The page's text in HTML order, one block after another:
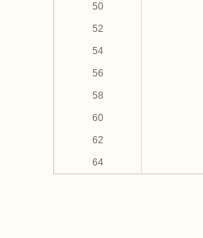
50
52
54
56
58
60
62
64